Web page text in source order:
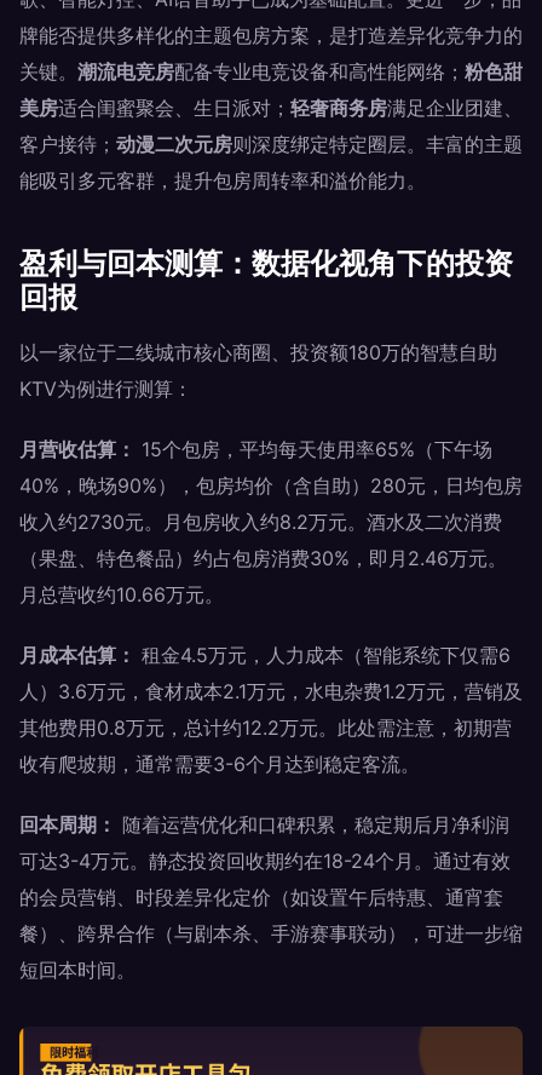
牌能否提供多样化的主题包房方案，是打造差异化竞争力的
关键。 潮流电竞房配备专业电竞设备和高性能网络； 粉色甜
美房适合闺蜜聚会、生日派对； 轻奢商务房满足企业团建、
客户接待； 动漫二次元房则深度绑定特定圈层。丰富的主题
能吸引多元客群，提升包房周转率和溢价能力。
盈利与回本测算：数据化视角下的投资
回报
以一家位于二线城市核心商圈、投资额180万的智慧自助
KTV为例进行测算：
月营收估算： 15个包房，平均每天使用率65%（下午场
40%，晚场90%），包房均价（含自助）280元，日均包房
收入约2730元。月包房收入约8.2万元。酒水及二次消费
（果盘、特色餐品）约占包房消费30%，即月2.46万元。
月总营收约10.66万元。
月成本估算： 租金4.5万元，人力成本（智能系统下仅需6
人）3.6万元，食材成本2.1万元，水电杂费1.2万元，营销及
其他费用0.8万元，总计约12.2万元。此处需注意，初期营
收有爬坡期，通常需要3-6个月达到稳定客流。
回本周期： 随着运营优化和口碑积累，稳定期后月净利润
可达3-4万元。静态投资回收期约在18-24个月。通过有效
的会员营销、时段差异化定价（如设置午后特惠、通宵套
餐）、跨界合作（与剧本杀、手游赛事联动），可进一步缩
短回本时间。